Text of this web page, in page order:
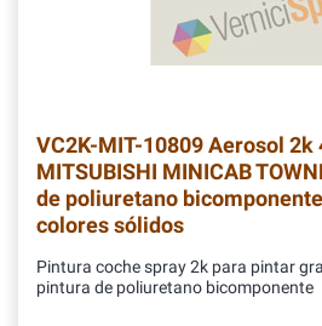
VC2K-MIT-10809Aerosol 2k
MITSUBISHI MINICAB
de poliuretano
colores sólidos
Pintura coche spray 2k para pintar
pintura de poliuretano bicomponente